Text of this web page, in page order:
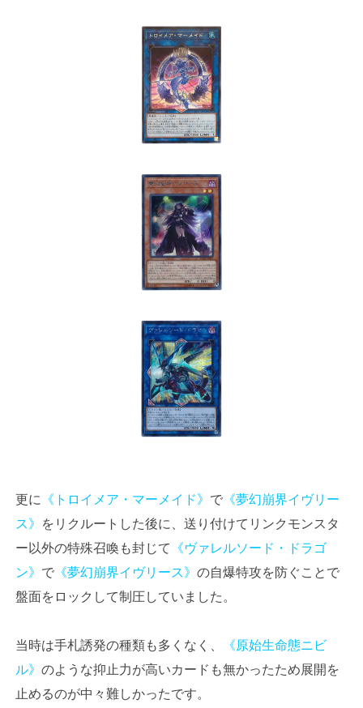
更に 《トロイメア・マーメイド》 で 《夢幻崩界イヴリー
ス》 をリクルートした後に、送り付けてリンクモンスタ
ー以外の特殊召喚も封じて 《ヴァレルソード・ドラゴ
ン》 で 《夢幻崩界イヴリース》 の自爆特攻を防ぐことで
盤面をロックして制圧していました。
当時は手札誘発の種類も多くなく、
《原始生命態ニビ
ル》 のような抑止力が高いカードも無かったため展開を
止めるのが中々難しかったです。